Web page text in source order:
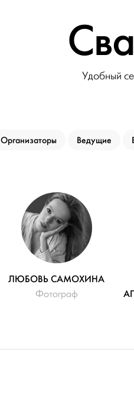
Удобный
Организаторы Ведущие
ЛЮБОВЬ САМОХИНА
Фотограф